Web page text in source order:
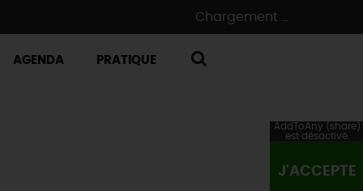
Chargement ...
AGENDA PRATIQUE
AddToAny (share)
est désactivé.
J'ACCEPTE